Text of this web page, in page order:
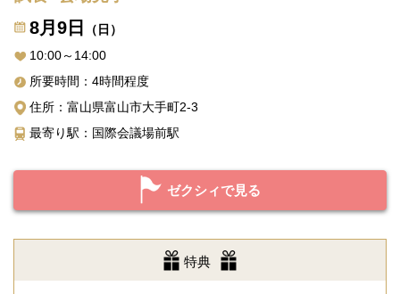
8月9日
（日）
10:00～14:00
所要時間：4時間程度
住所：富山県富山市大手町2-3
最寄り駅：国際会議場前駅
ゼクシィで見る
特典